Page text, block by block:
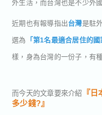
外生活，而台灣也是不少外
近期也有報導指出台灣是駐
選為 「第1名最適合居住的國
樣，身為台灣的一份子，有
而今天的文章要來介紹 『
多少錢?』